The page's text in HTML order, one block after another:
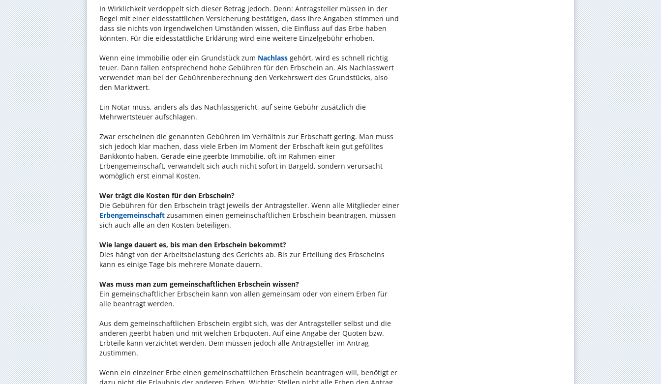
In Wirklichkeit verdoppelt sich dieser Betrag jedoch. Denn: Antragsteller müssen in der
Regel mit einer eidesstattlichen Versicherung bestätigen, dass ihre Angaben stimmen und
dass sie nichts von irgendwelchen Umständen wissen, die Einfluss auf das Erbe haben
könnten. Für die eidesstattliche Erklärung wird eine weitere Einzelgebühr erhoben.
Wenn eine Immobilie oder ein Grundstück zum Nachlass gehört, wird es schnell richtig
teuer. Dann fallen entsprechend hohe Gebühren für den Erbschein an. Als Nachlasswert
verwendet man bei der Gebührenberechnung den Verkehrswert des Grundstücks, also
den Marktwert.
Ein Notar muss, anders als das Nachlassgericht, auf seine Gebühr zusätzlich die
Mehrwertsteuer aufschlagen.
Zwar erscheinen die genannten Gebühren im Verhältnis zur Erbschaft gering. Man muss
sich jedoch klar machen, dass viele Erben im Moment der Erbschaft kein gut gefülltes
Bankkonto haben. Gerade eine geerbte Immobilie, oft im Rahmen einer
Erbengemeinschaft, verwandelt sich auch nicht sofort in Bargeld, sondern verursacht
womöglich erst einmal Kosten.
Wer trägt die Kosten für den Erbschein?
Die Gebühren für den Erbschein trägt jeweils der Antragsteller. Wenn alle Mitglieder einer
Erbengemeinschaft zusammen einen gemeinschaftlichen Erbschein beantragen, müssen
sich auch alle an den Kosten beteiligen.
Wie lange dauert es, bis man den Erbschein bekommt?
Dies hängt von der Arbeitsbelastung des Gerichts ab. Bis zur Erteilung des Erbscheins
kann es einige Tage bis mehrere Monate dauern.
Was muss man zum gemeinschaftlichen Erbschein wissen?
Ein gemeinschaftlicher Erbschein kann von allen gemeinsam oder von einem Erben für
alle beantragt werden.
Aus dem gemeinschaftlichen Erbschein ergibt sich, was der Antragsteller selbst und die
anderen geerbt haben und mit welchen Erbquoten. Auf eine Angabe der Quoten bzw.
Erbteile kann verzichtet werden. Dem müssen jedoch alle Antragsteller im Antrag
zustimmen.
Wenn ein einzelner Erbe einen gemeinschaftlichen Erbschein beantragen will, benötigt er
dazu nicht die Erlaubnis der anderen Erben. Wichtig: Stellen nicht alle Erben den Antrag